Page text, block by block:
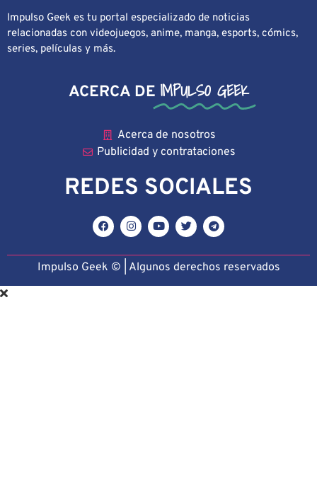
Impulso Geek es tu portal especializado de noticias
relacionadas con videojuegos, anime, manga, esports, cómics,
series, películas y más.
ACERCA DE IMPULSO GEEK
Acerca de nosotros
Publicidad y contrataciones
REDES SOCIALES
Impulso Geek © | Algunos derechos reservados